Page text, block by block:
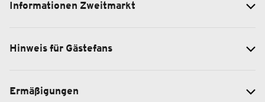
Informationen Zweitmarkt
Hinweis für Gästefans
Ermäßigungen